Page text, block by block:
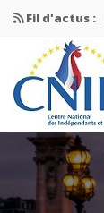
Fil d'actus :